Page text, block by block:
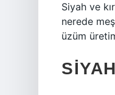
Siyah ve
nerede
üzüm